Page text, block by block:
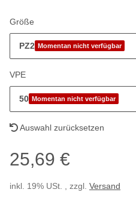
Größe
PZ2 Momentan nicht verfügbar
VPE
50 Momentan nicht verfügbar
Auswahl zurücksetzen
25,69 €
inkl. 19% USt. , zzgl. Versand